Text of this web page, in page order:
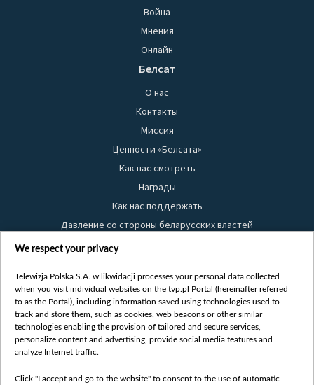
Война
Мнения
Онлайн
Белсат
О нас
Контакты
Миссия
Ценности «Белсата»
Как нас смотреть
Награды
Как нас поддержать
Давление со стороны беларусских властей
Правила использования материалов
Безопасность
Youtube
Белсат news
Белсат Life
Belsat English
We respect your privacy
Telewizja Polska S.A. w likwidacji processes your personal data collected
when you visit individual websites on the tvp.pl Portal (hereinafter referred
to as the Portal), including information saved using technologies used to
track and store them, such as cookies, web beacons or other similar
technologies enabling the provision of tailored and secure services,
personalize content and advertising, provide social media features and
analyze Internet traffic.
Click "I accept and go to the website" to consent to the use of automatic